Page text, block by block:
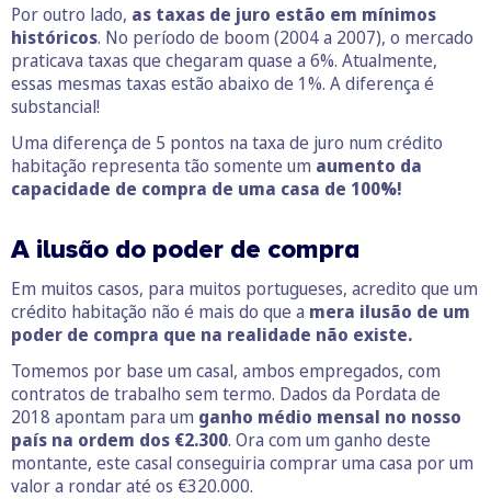
Por outro lado, as taxas de juro estão em mínimos
históricos. No período de boom (2004 a 2007), o mercado
praticava taxas que chegaram quase a 6%. Atualmente,
essas mesmas taxas estão abaixo de 1%. A diferença é
substancial!
Uma diferença de 5 pontos na taxa de juro num crédito
habitação representa tão somente um aumento da
capacidade de compra de uma casa de 100%!
A ilusão do poder de compra
Em muitos casos, para muitos portugueses, acredito que um
crédito habitação não é mais do que a mera ilusão de um
poder de compra que na realidade não existe.
Tomemos por base um casal, ambos empregados, com
contratos de trabalho sem termo. Dados da Pordata de
2018 apontam para um ganho médio mensal no nosso
país na ordem dos €2.300. Ora com um ganho deste
montante, este casal conseguiria comprar uma casa por um
valor a rondar até os €320.000.